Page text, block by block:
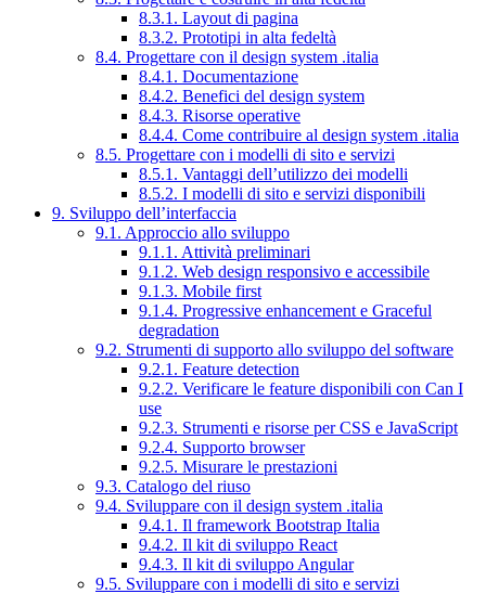
8.3.1. Layout di pagina
8.3.2. Prototipi in alta fedeltà
8.4. Progettare con il design system .italia
8.4.1. Documentazione
8.4.2. Benefici del design system
8.4.3. Risorse operative
8.4.4. Come contribuire al design system .italia
8.5. Progettare con i modelli di sito e servizi
8.5.1. Vantaggi dell’utilizzo dei modelli
8.5.2. I modelli di sito e servizi disponibili
9. Sviluppo dell’interfaccia
9.1. Approccio allo sviluppo
9.1.1. Attività preliminari
9.1.2. Web design responsivo e accessibile
9.1.3. Mobile first
9.1.4. Progressive enhancement e Graceful
degradation
9.2. Strumenti di supporto allo sviluppo del software
9.2.1. Feature detection
9.2.2. Verificare le feature disponibili con Can I
use
9.2.3. Strumenti e risorse per CSS e JavaScript
9.2.4. Supporto browser
9.2.5. Misurare le prestazioni
9.3. Catalogo del riuso
9.4. Sviluppare con il design system .italia
9.4.1. Il framework Bootstrap Italia
9.4.2. Il kit di sviluppo React
9.4.3. Il kit di sviluppo Angular
9.5. Sviluppare con i modelli di sito e servizi